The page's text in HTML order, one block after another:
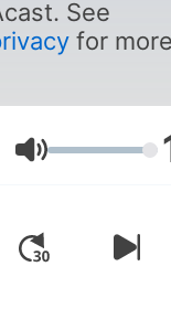
See
for more
Lydstyrke